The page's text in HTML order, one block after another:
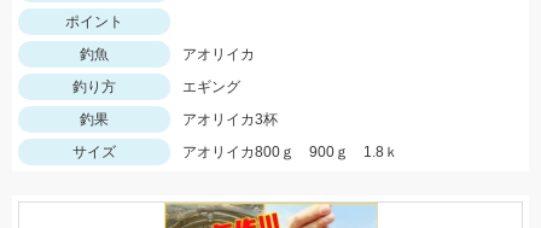
ポイント
釣魚
アオリイカ
釣り方
エギング
釣果
アオリイカ3杯
サイズ
アオリイカ800ｇ 900ｇ 1.8ｋ